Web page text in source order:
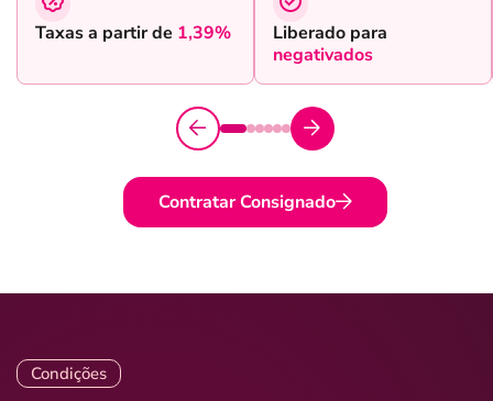
Taxas a partir de 1,39%
Liberado para
negativados
Contratar Consignado
Condições